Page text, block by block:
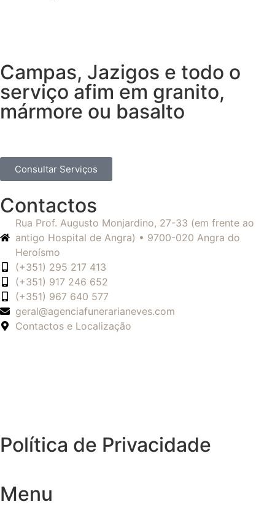
Campas, Jazigos e todo o
serviço afim em granito,
mármore ou basalto
Consultar Serviços
Contactos
Rua Prof. Augusto Monjardino, 27-33 (em frente ao
antigo Hospital de Angra) • 9700-020 Angra do
Heroísmo
(+351) 295 217 413
(+351) 917 246 652
(+351) 967 640 577
geral@agenciafunerarianeves.com
Contactos e Localização
Política de Privacidade
Menu